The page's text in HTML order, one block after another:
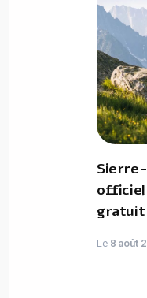
Sierre-
officiel
gratuit
Le 8 août